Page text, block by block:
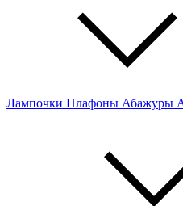
Лампочки Плафоны Абажуры